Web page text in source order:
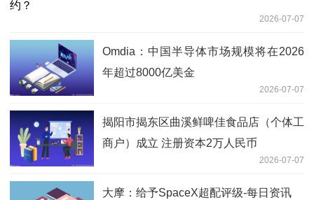
2026-07-07
Omdia：中国半导体市场规模将在2026
年超过8000亿美金
2026-07-07
揭阳市揭东区曲溪鲜啤佳食品店（个体工
商户）成立 注册资本2万人民币
2026-07-07
大摩：给予SpaceX超配评级-每日资讯